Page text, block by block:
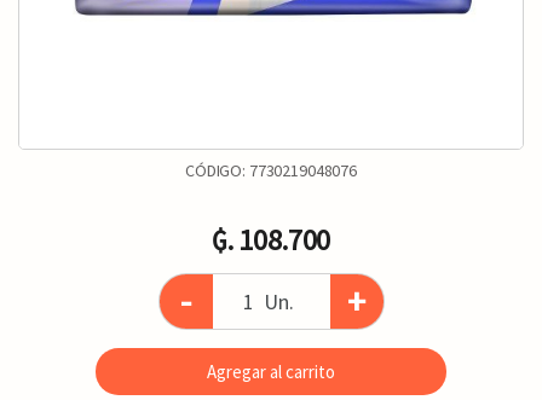
CÓDIGO: 7730219048076
₲. 108.700
- Un. +
Agregar al carrito